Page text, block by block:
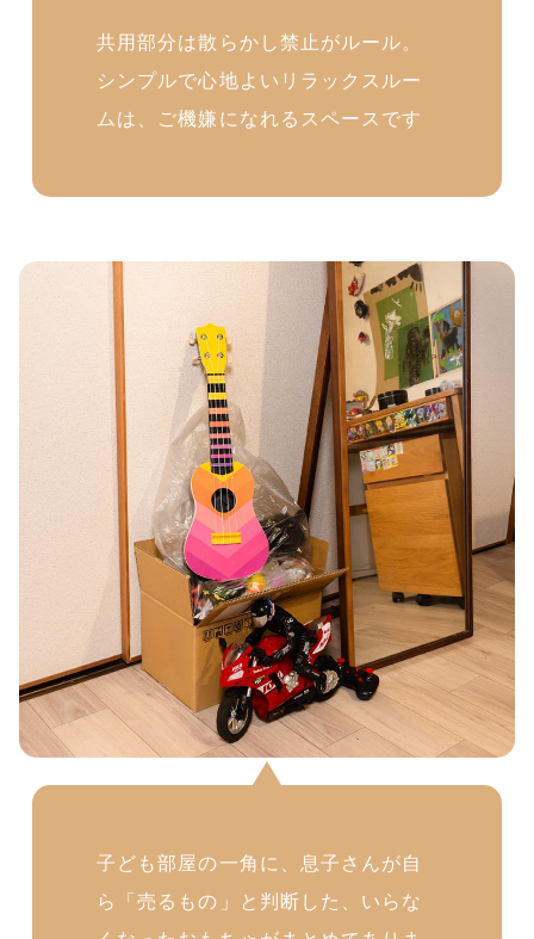
共用部分は散らかし禁止がルール。
シンプルで心地よいリラックスルー
ムは、ご機嫌になれるスペースです
子ども部屋の一角に、息子さんが自
ら「売るもの」と判断した、いらな